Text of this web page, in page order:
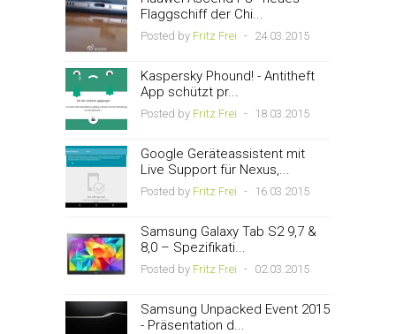
Flaggschiff der Chi...
Posted by Fritz Frei - 24.03.2015
Kaspersky Phound! - Antitheft
App schützt pr...
Posted by Fritz Frei - 18.03.2015
Google Geräteassistent mit
Live Support für Nexus,...
Posted by Fritz Frei - 16.03.2015
Samsung Galaxy Tab S2 9,7 &
8,0 – Spezifikati...
Posted by Fritz Frei - 02.03.2015
Samsung Unpacked Event 2015
- Präsentation d...